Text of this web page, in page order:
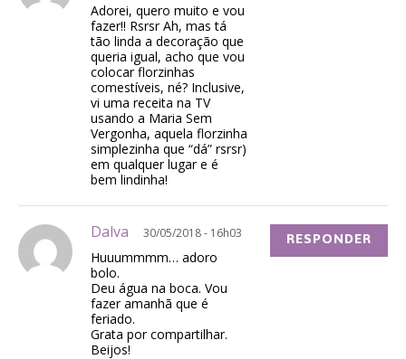
Adorei, quero muito e vou
fazer!! Rsrsr Ah, mas tá
tão linda a decoração que
queria igual, acho que vou
colocar florzinhas
comestíveis, né? Inclusive,
vi uma receita na TV
usando a Maria Sem
Vergonha, aquela florzinha
simplezinha que “dá” rsrsr)
em qualquer lugar e é
bem lindinha!
Dalva 30/05/2018 - 16h03
Huuummmm… adoro
bolo.
Deu água na boca. Vou
fazer amanhã que é
feriado.
Grata por compartilhar.
Beijos!
RESPONDER